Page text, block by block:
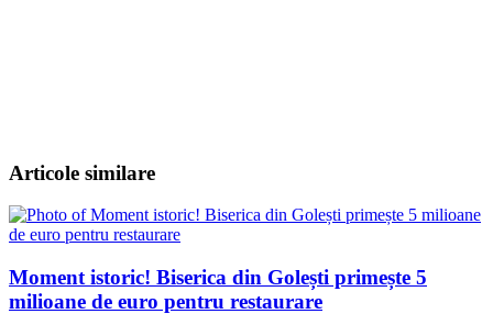
Articole similare
Moment istoric! Biserica din Golești primește 5
milioane de euro pentru restaurare